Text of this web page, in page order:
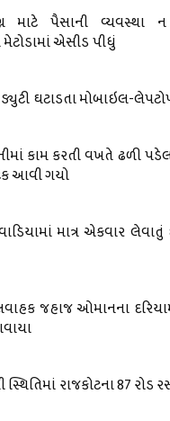
માટે પૈસાની વ્યવસ્થા
એસીડ પીધું
ઘટાડતા મોબાઇલ-
કામ કરતી વખતે ઢળી
આવી ગયો
માત્ર એકવાર
જહાજ ઓમાનના
સ્થિતિમાં રાજકોટના 87